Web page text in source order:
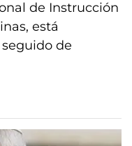
de Instrucción
está
de